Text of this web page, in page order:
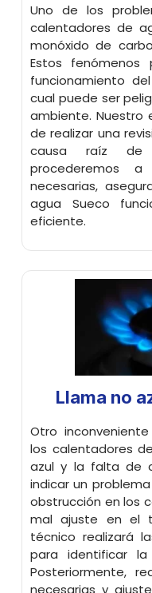
Uno de los
calentadores de
monóxido de
Estos
funcionamiento
cual puede ser
ambiente. Nuestro
de realizar una
causa raíz de
procederemos a
necesarias,
agua Sueco
eficiente.
Llama no
Otro
los calentadores
azul y la falta de
indicar un
obstrucción en los
mal ajuste en el
técnico realizará
para identificar
Posteriormente,
necesarias y